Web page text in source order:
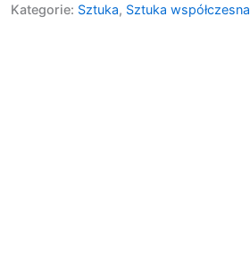
Kategorie: Sztuka, Sztuka współczesna